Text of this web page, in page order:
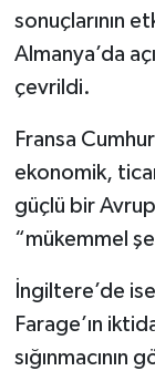
sonuçlarının
Almanya’da
çevrildi.
Fransa
ekonomik,
güçlü bir
“mükemmel
İngiltere’de
Farage’ın